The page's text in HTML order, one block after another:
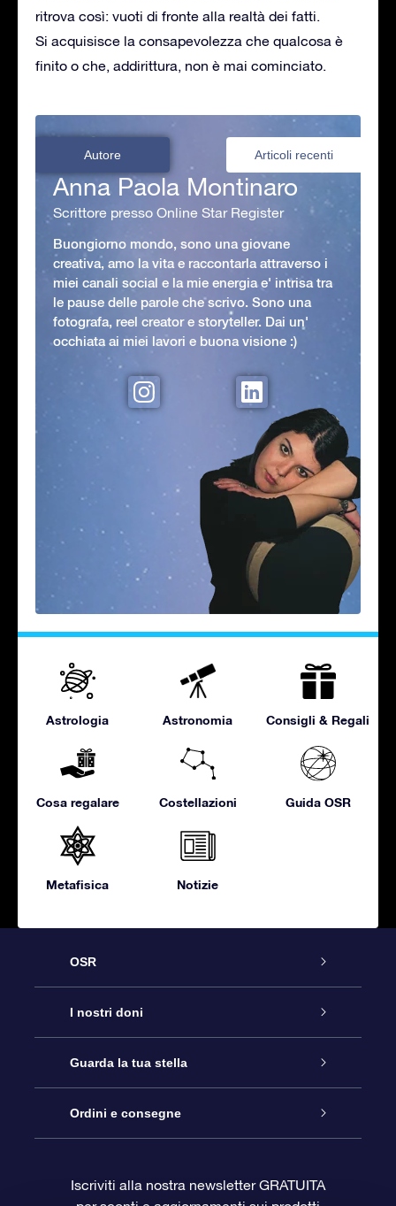
ritrova così: vuoti di fronte alla realtà dei fatti.
Si acquisisce la consapevolezza che qualcosa è
finito o che, addirittura, non è mai cominciato.
Autore Articoli recenti
Anna Paola Montinaro
Scrittore presso Online Star Register
Buongiorno mondo, sono una giovane
creativa, amo la vita e raccontarla attraverso i
miei canali social e la mie energia e' intrisa tra
le pause delle parole che scrivo. Sono una
fotografa, reel creator e storyteller. Dai un'
occhiata ai miei lavori e buona visione :)
Astrologia Astronomia Consigli & Regali
Cosa regalare Costellazioni Guida OSR
Metafisica Notizie
OSR
Assistenza
Contattaci
Blog
I nostri doni
Online Star Gift
Pacchetto regalo OSR
Guarda la tua stella
Registro stellare
Ordini e consegne
Iscriviti alla nostra newsletter GRATUITA